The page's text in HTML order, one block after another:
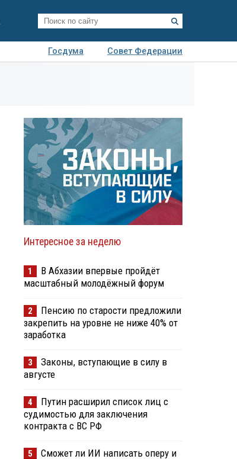
Госдума
Совет Федерации
Интересное за неделю
1
В Абхазии впервые пройдёт
масштабный молодёжный форум
2
Пенсию по старости предложили
закрепить на уровне не ниже 40% от
заработка
3
Законы, вступающие в силу в
августе
4
Путин расширил список лиц с
судимостью для заключения
контракта с ВС РФ
5
Сможет ли ИИ написать оперу и